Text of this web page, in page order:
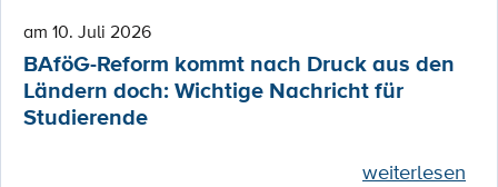
am 10. Juli 2026
BAföG-Reform kommt nach Druck aus den
Ländern doch: Wichtige Nachricht für
Studierende
weiterlesen